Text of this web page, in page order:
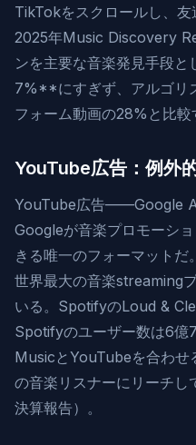
TikTokをスクロールし、
2025年Music Discovery
ンを主要な音楽発見手段
7%**にすぎず、アルゴリ
フォーム動画の28%と比較
YouTube広告：例外
YouTube広告——Google
Googleが音楽プロモーシ
きる唯一のフォーマット
世界最大の音楽streaming
いる。SpotifyのLoud &
Spotifyのユーザー数は6億
MusicとYouTubeを合わせ
の音楽リスナーにリーチ
決算報告）。